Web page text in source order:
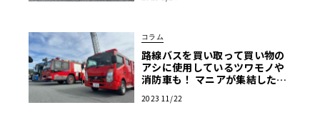
コラム
路線バスを買い取って買い物の
アシに使用しているツワモノや
消防車も！ マニアが集結した商
2023 11/22